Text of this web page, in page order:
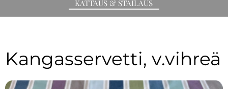
KATTAUS & STAILAUS
Kangasservetti, v.vihreä